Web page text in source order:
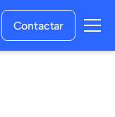
Contactar